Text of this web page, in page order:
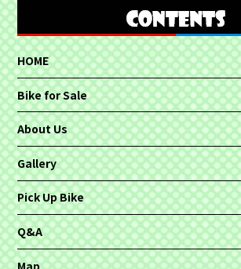
HOME
Bike for Sale
About Us
Gallery
Pick Up Bike
Q&A
Map